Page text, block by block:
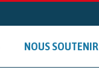
NOUS SOUTENIR